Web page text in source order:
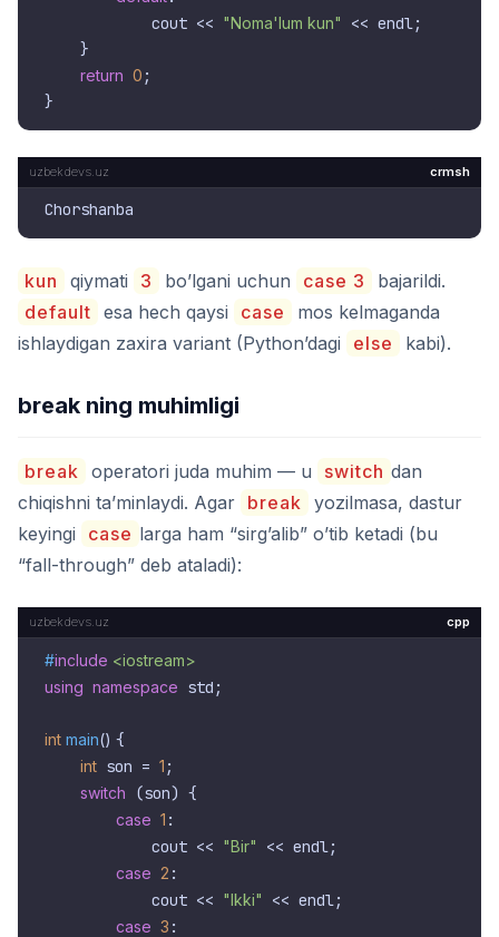
            cout <<
"Noma'lum kun"
<< endl;
    }
return 0 ;
crmsh
kun qiymati 3 bo’lgani uchun case 3
bajarildi.
default esa hech qaysi case
mos kelmaganda
ishlaydigan zaxira variant (Python’dagi
else kabi).
break ning muhimligi
break operatori juda muhim — u switch dan
chiqishni ta’minlaydi. Agar break yozilmasa, dastur
keyingi
case larga ham “sirg’alib” o’tib ketadi (bu
“fall-through” deb ataladi):
cpp
#include <iostream>
using namespace std;
int main() {
int son = 1 ;
switch (son) {
case 1 :
            cout <<
"Bir" << endl;
case 2 :
            cout <<
"Ikki" << endl;
case 3 :